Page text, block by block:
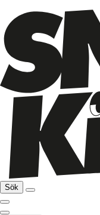
Sök